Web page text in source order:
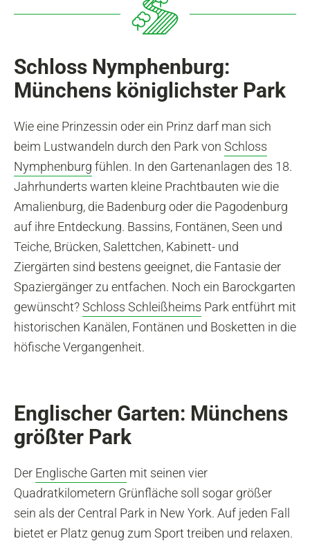
Schloss Nymphenburg:
Münchens königlichster Park
Wie eine Prinzessin oder ein Prinz darf man sich
beim Lustwandeln durch den Park von Schloss
Nymphenburg fühlen. In den Gartenanlagen des 18.
Jahrhunderts warten kleine Prachtbauten wie die
Amalienburg, die Badenburg oder die Pagodenburg
auf ihre Entdeckung. Bassins, Fontänen, Seen und
Teiche, Brücken, Salettchen, Kabinett- und
Ziergärten sind bestens geeignet, die Fantasie der
Spaziergänger zu entfachen. Noch ein Barockgarten
gewünscht?Schloss Schleißheims Park entführt mit
historischen Kanälen, Fontänen und Bosketten in die
höfische Vergangenheit.
Englischer Garten: Münchens
größter Park
Der Englische Garten mit seinen vier
Quadratkilometern Grünfläche soll sogar größer
sein als der Central Park in New York. Auf jeden Fall
bietet er Platz genug zum Sport treiben und relaxen.